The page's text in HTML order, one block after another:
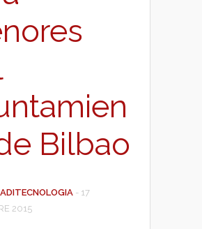
Bilbao
- 17
2015